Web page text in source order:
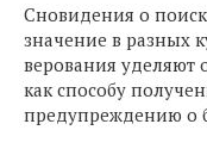
Сновидения о
значение в разных
верования уделяют
как способу
предупреждению о